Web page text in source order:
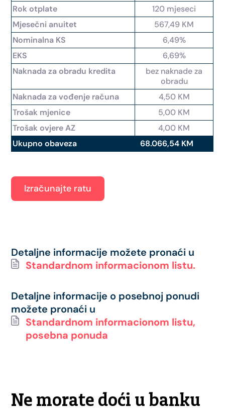
Rok otplate
120 mjeseci
Mjesečni anuitet
567,49 KM
Nominalna KS
6,49%
EKS
6,69%
Naknada za obradu kredita
bez naknade za
obradu
Naknada za vođenje računa
4,50 KM
Trošak mjenice
5,00 KM
Trošak ovjere AZ
4,00 KM
Ukupno obaveza
68.066,54 KM
Izračunajte ratu
Detaljne informacije možete pronaći u
Standardnom informacionom listu.
Detaljne informacije o posebnoj ponudi
možete pronaći u
Standardnom informacionom listu,
posebna ponuda
Ne morate doći u banku